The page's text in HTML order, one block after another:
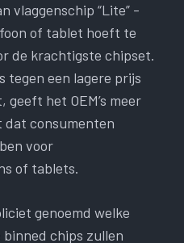
vlaggenschip “Lite” -
of tablet hoeft te
de krachtigste chipset.
tegen een lagere prijs
het OEM’s meer
consumenten
voor
of tablets.
genoemd welke
chips zullen